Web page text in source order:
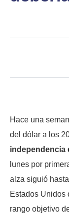
Hace una
del dólar a los
independencia
lunes por
alza siguió
Estados Unidos
rango objetivo